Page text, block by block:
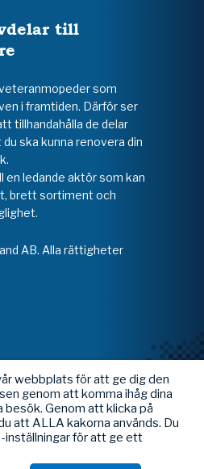
till
som
i framtiden. Därför ser
tillhandahålla de delar
ska kunna renovera din
en ledande aktör som kan
brett sortiment och
AB. Alla rättigheter
webbplats för att ge dig den
genom att komma ihåg dina
Genom att klicka på
att ALLA kakorna används. Du
inställningar för att ge ett